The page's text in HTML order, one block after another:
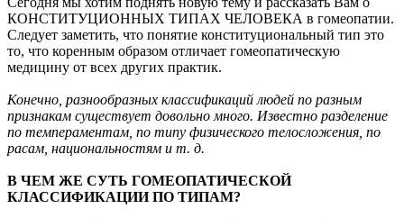
КОНСТИТУЦИОННЫХ ТИПАХ ЧЕЛОВЕКА в гомеопатии.
Следует заметить, что понятие конституциональный тип это
то, что коренным образом отличает гомеопатическую
медицину от всех других практик.
Конечно, разнообразных классификаций людей по разным
признакам существует довольно много. Известно разделение
по темпераментам, по типу физического телосложения, по
расам, национальностям и т. д.
В ЧЕМ ЖЕ СУТЬ ГОМЕОПАТИЧЕСКОЙ
КЛАССИФИКАЦИИ ПО ТИПАМ?